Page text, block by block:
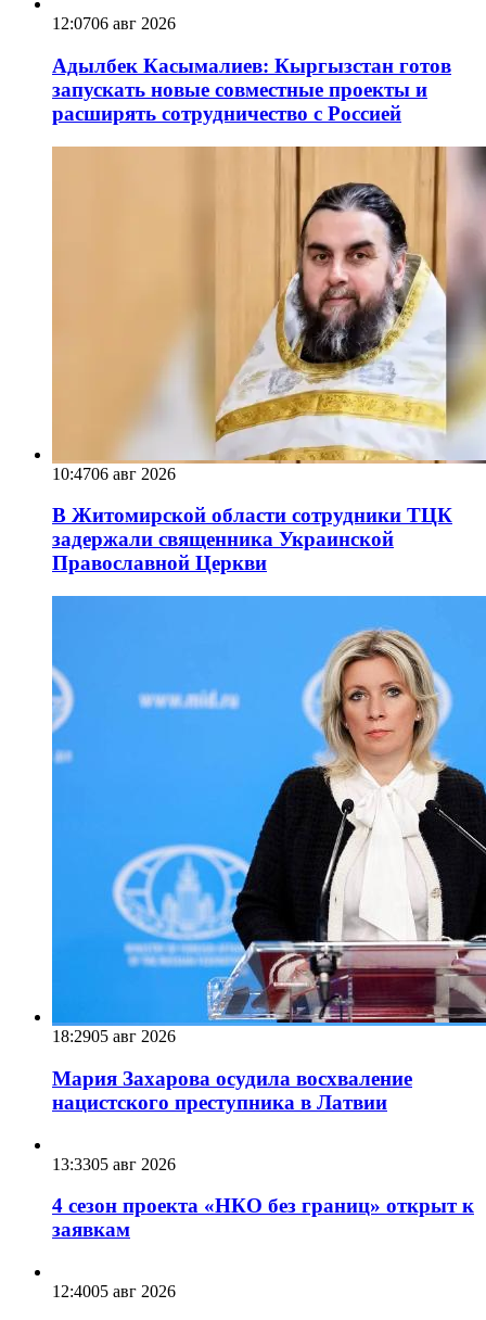
12:0706 авг 2026
Адылбек Касымалиев: Кыргызстан готов
запускать новые совместные проекты и
расширять сотрудничество с Россией
10:4706 авг 2026
В Житомирской области сотрудники ТЦК
задержали священника Украинской
Православной Церкви
18:2905 авг 2026
Мария Захарова осудила восхваление
нацистского преступника в Латвии
13:3305 авг 2026
4 сезон проекта «НКО без границ» открыт к
заявкам
12:4005 авг 2026